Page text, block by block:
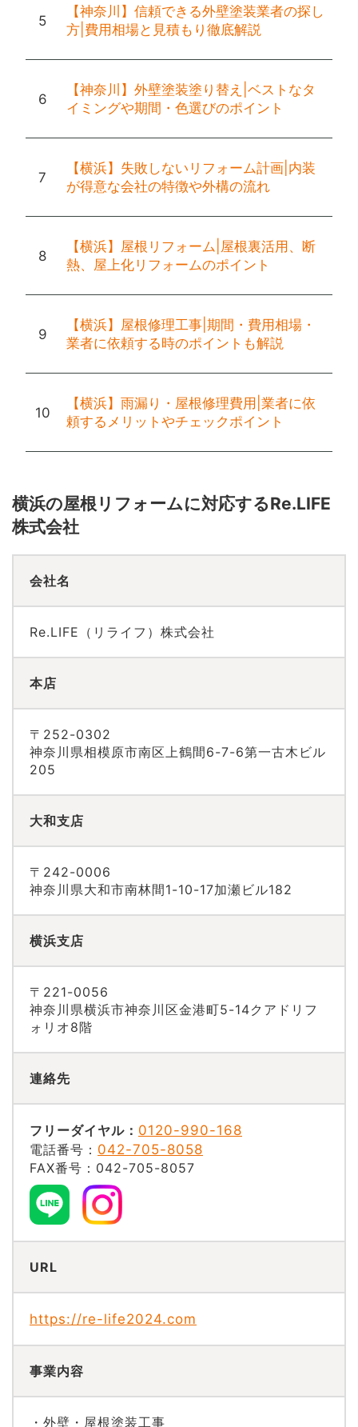
【神奈川】信頼できる外壁塗装業者の探し
方|費用相場と見積もり徹底解説
【神奈川】外壁塗装塗り替え|ベストなタ
イミングや期間・色選びのポイント
【横浜】失敗しないリフォーム計画|内装
が得意な会社の特徴や外構の流れ
【横浜】屋根リフォーム|屋根裏活用、断
熱、屋上化リフォームのポイント
【横浜】屋根修理工事|期間・費用相場・
業者に依頼する時のポイントも解説
【横浜】雨漏り・屋根修理費用|業者に依
頼するメリットやチェックポイント
横浜の屋根リフォームに対応するRe.LIFE
株式会社
会社名
Re.LIFE（リライフ）株式会社
本店
〒252-0302
神奈川県相模原市南区上鶴間6-7-6第一古木ビル
205
大和支店
〒242-0006
神奈川県大和市南林間1-10-17加瀬ビル182
横浜支店
〒221-0056
神奈川県横浜市神奈川区金港町5-14クアドリフ
ォリオ8階
連絡先
フリーダイヤル： 0120-990-168
電話番号： 042-705-8058
FAX番号：042-705-8057
URL
https://re-life2024.com
事業内容
・外壁・屋根塗装工事